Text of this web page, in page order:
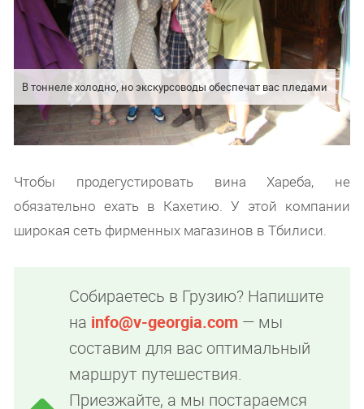
В тоннеле холодно, но экскурсоводы обеспечат вас пледами
Чтобы продегустировать вина Хареба, не
обязательно ехать в Кахетию. У этой компании
широкая сеть фирменных магазинов в Тбилиси.
Собираетесь в Грузию? Напишите
на info@v-georgia.com — мы
составим для вас оптимальный
маршрут путешествия.
Приезжайте, а мы постараемся